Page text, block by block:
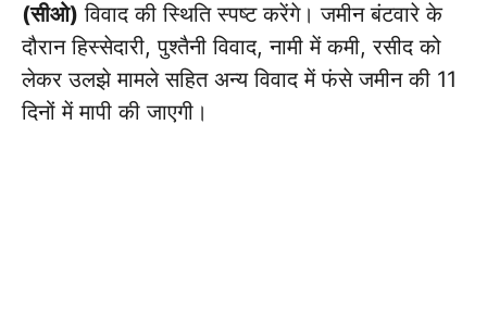
(सीओ) विवाद की स्थिति स्पष्ट करेंगे। जमीन बंटवारे के
दौरान हिस्सेदारी, पुश्तैनी विवाद, नामी में कमी, रसीद को
लेकर उलझे मामले सहित अन्य विवाद में फंसे जमीन की 11
दिनों में मापी की जाएगी।